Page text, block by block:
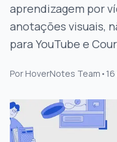
aprendizagem por
anotações visuais,
para YouTube e
Por HoverNotes Team • 16